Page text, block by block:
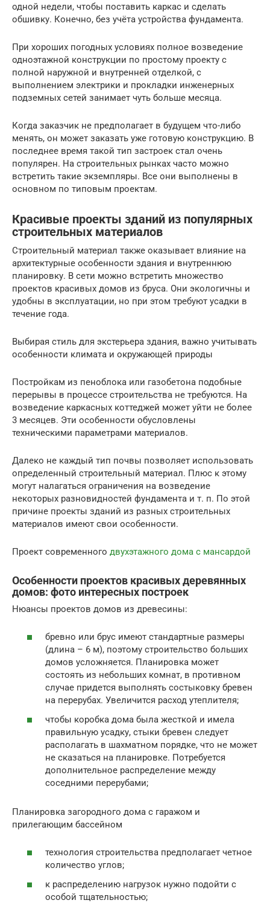
одной недели, чтобы поставить каркас и сделать
обшивку. Конечно, без учёта устройства фундамента.
При хороших погодных условиях полное возведение
одноэтажной конструкции по простому проекту с
полной наружной и внутренней отделкой, с
выполнением электрики и прокладки инженерных
подземных сетей занимает чуть больше месяца.
Когда заказчик не предполагает в будущем что-либо
менять, он может заказать уже готовую конструкцию. В
последнее время такой тип застроек стал очень
популярен. На строительных рынках часто можно
встретить такие экземпляры. Все они выполнены в
основном по типовым проектам.
Красивые проекты зданий из популярных
строительных материалов
Строительный материал также оказывает влияние на
архитектурные особенности здания и внутреннюю
планировку. В сети можно встретить множество
проектов красивых домов из бруса. Они экологичны и
удобны в эксплуатации, но при этом требуют усадки в
течение года.
Выбирая стиль для экстерьера здания, важно учитывать
особенности климата и окружающей природы
Постройкам из пеноблока или газобетона подобные
перерывы в процессе строительства не требуются. На
возведение каркасных коттеджей может уйти не более
3 месяцев. Эти особенности обусловлены
техническими параметрами материалов.
Далеко не каждый тип почвы позволяет использовать
определенный строительный материал. Плюс к этому
могут налагаться ограничения на возведение
некоторых разновидностей фундамента и т. п. По этой
причине проекты зданий из разных строительных
материалов имеют свои особенности.
Проект современного двухэтажного дома с мансардой
Особенности проектов красивых деревянных
домов: фото интересных построек
Нюансы проектов домов из древесины:
бревно или брус имеют стандартные размеры
(длина – 6 м), поэтому строительство больших
домов усложняется. Планировка может
состоять из небольших комнат, в противном
случае придется выполнять состыковку бревен
на перерубах. Увеличится расход утеплителя;
чтобы коробка дома была жесткой и имела
правильную усадку, стыки бревен следует
располагать в шахматном порядке, что не может
не сказаться на планировке. Потребуется
дополнительное распределение между
соседними перерубами;
Планировка загородного дома с гаражом и
прилегающим бассейном
технология строительства предполагает четное
количество углов;
к распределению нагрузок нужно подойти с
особой тщательностью;